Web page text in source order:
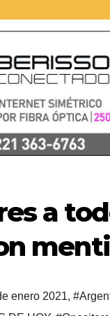
a
enero 2021,